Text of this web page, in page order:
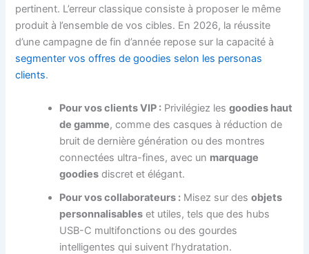
pertinent. L’erreur classique consiste à proposer le même
produit à l’ensemble de vos cibles. En 2026, la réussite
d’une campagne de fin d’année repose sur la capacité à
segmenter vos offres de goodies selon les personas
clients.
Pour vos clients VIP : Privilégiez lesgoodies haut
de gamme, comme des casques à réduction de
bruit de dernière génération ou des montres
connectées ultra-fines, avec un marquage
goodies discret et élégant.
Pour vos collaborateurs : Misez sur desobjets
personnalisables et utiles, tels que des hubs
USB-C multifonctions ou des gourdes
intelligentes qui suivent l’hydratation.